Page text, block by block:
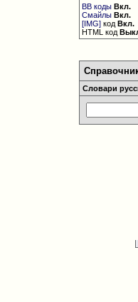
BB коды Вкл.
Смайлы Вкл.
[IMG] кодВкл.
HTML код
Словари